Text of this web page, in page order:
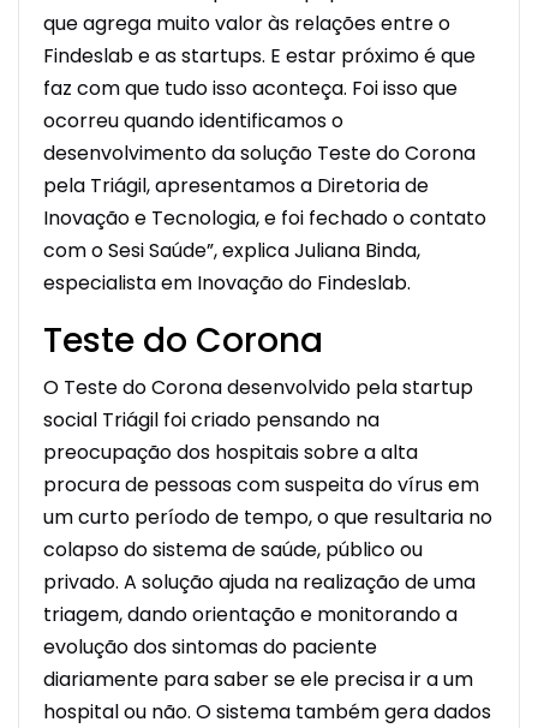
que agrega muito valor às relações entre o
Findeslab e as startups. E estar próximo é que
faz com que tudo isso aconteça. Foi isso que
ocorreu quando identificamos o
desenvolvimento da solução Teste do Corona
pela Triágil, apresentamos a Diretoria de
Inovação e Tecnologia, e foi fechado o contato
com o Sesi Saúde”, explica Juliana Binda,
especialista em Inovação do Findeslab.
Teste do Corona
O Teste do Corona desenvolvido pela startup
social Triágil foi criado pensando na
preocupação dos hospitais sobre a alta
procura de pessoas com suspeita do vírus em
um curto período de tempo, o que resultaria no
colapso do sistema de saúde, público ou
privado. A solução ajuda na realização de uma
triagem, dando orientação e monitorando a
evolução dos sintomas do paciente
diariamente para saber se ele precisa ir a um
hospital ou não. O sistema também gera dados